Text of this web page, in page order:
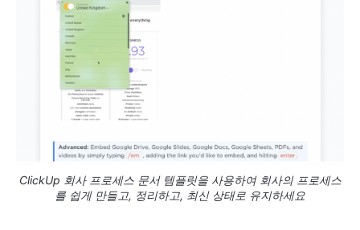
ClickUp 회사 프로세스 문서 템플릿을 사용하여 회사의 프로세스
를 쉽게 만들고, 정리하고, 최신 상태로 유지하세요